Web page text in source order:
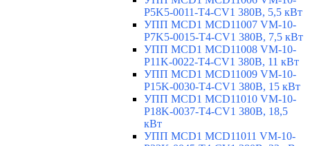
P5K5-0011-T4-CV1 380В, 5,5 кВт
УПП MCD1 MCD11007 VM-10-
P7K5-0015-T4-CV1 380В, 7,5 кВт
УПП MCD1 MCD11008 VM-10-
P11K-0022-T4-CV1 380В, 11 кВт
УПП MCD1 MCD11009 VM-10-
P15K-0030-T4-CV1 380В, 15 кВт
УПП MCD1 MCD11010 VM-10-
P18K-0037-T4-CV1 380В, 18,5
кВт
УПП MCD1 MCD11011 VM-10-